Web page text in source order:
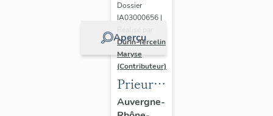
Aperçu
Dossier
IA03000656 |
Durin-Tercelin
Maryse
(Contributeur)
Prieuré
Saint-
Auvergne-